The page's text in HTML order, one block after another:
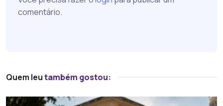
comentário.
Quem leutambém gostou: